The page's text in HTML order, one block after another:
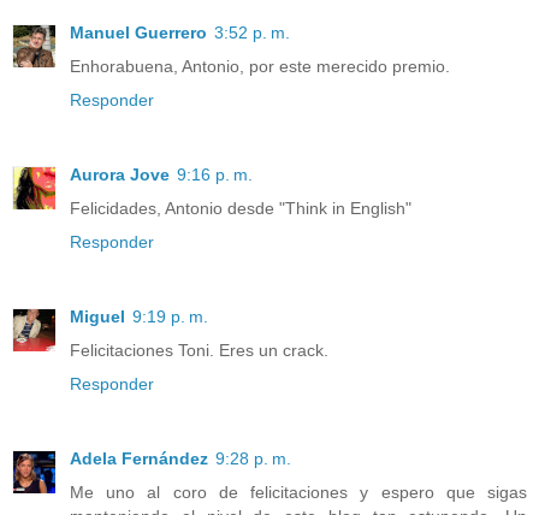
Manuel Guerrero 3:52 p. m.
Enhorabuena, Antonio, por este merecido premio.
Responder
Aurora Jove 9:16 p. m.
Felicidades, Antonio desde "Think in English"
Responder
Miguel 9:19 p. m.
Felicitaciones Toni. Eres un crack.
Responder
Adela Fernández 9:28 p. m.
Me uno al coro de felicitaciones y espero que sigas